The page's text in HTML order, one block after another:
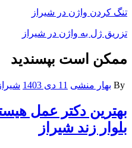
تنگ کردن واژن در شیراز
تزریق ژل به واژن در شیراز
ممکن است بپسندید
بهار منشی 11 دی 1403
بهترین دکتر عمل
بلوار زند شیراز